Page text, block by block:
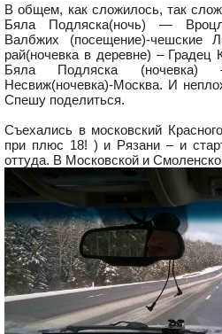
В общем, как сложилось, так
Бяла Подляска(ночь) —
Валбжих (посещение)-чешские
рай(ночевка в деревне) – Градец
Бяла Подляска (ночевка)
Несвиж(ночевка)-Москва. И
Спешу поделиться.
Съехались в московский
при плюс 18! ) и Рязани – и
оттуда. В Московской и